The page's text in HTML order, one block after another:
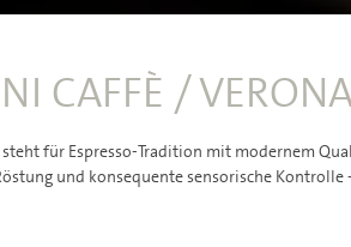
CAFFÈ /
steht für Espresso-Tradition mit modernem
und konsequente sensorische